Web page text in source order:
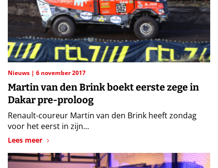
Nieuws 6 november 2017
Martin van den Brink boekt eerste zege in
Dakar pre-proloog
Renault-coureur Martin van den Brink heeft zondag
voor het eerst in zijn...
Lees meer